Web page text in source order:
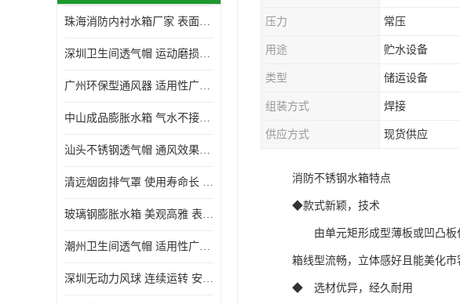
生活水箱
镀锌钢板水箱
珠海消防内衬水箱厂家 表面光滑 施工设计合理
深圳卫生间透气帽 运动磨损小 重量轻 无噪音
广州环保型通风器 适用性广泛 灰尘不易附着
中山成品膨胀水箱 气水不接触 一次充气可保持长久使用
汕头不锈钢透气帽 通风效果好 无噪音 无火花
清远烟囱排气罩 使用寿命长 安装简便迅捷
玻璃钢膨胀水箱 美观高雅 表面光洁美观
潮州卫生间透气帽 适用性广泛 可以长期运行
深圳无动力风球 连续运转 安装操作简便
压力 常压
用途 贮水设备
类型 储运设备
组装方式 焊接
供应方式 现货供应
消防不锈钢水箱特点
◆款式新颖，技术
由单元矩形成型薄板或凹凸板
箱线型流畅，立体感好且能美化市
◆ 选材优异，经久耐用